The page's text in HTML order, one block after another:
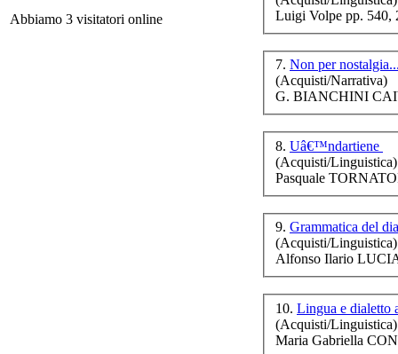
di
Abbiamo 3 visitatori online
Luigi Volpe pp. 540,
7. Non per
(Acquisti/Narrativa)
G. BIANCHINI
8. Uâ€™ndartiene
(Acquisti/Linguistica)
Pasquale
9. Grammatica del
(Acquisti/Linguistica)
Alfonso Ilario
10. Lingua e dialetto
(Acquisti/Linguistica)
Maria Gabriella